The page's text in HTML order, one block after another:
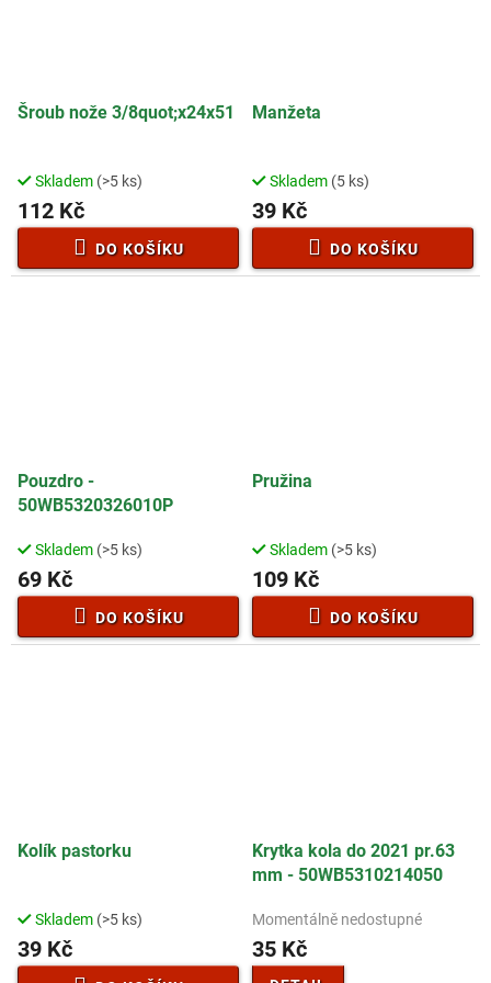
Šroub nože 3/8quot;x24x51
Skladem (>5 ks)
112 Kč
DO KOŠÍKU
Manžeta
Skladem (5 ks)
39 Kč
DO KOŠÍKU
Pouzdro -
50WB5320326010P
Skladem (>5 ks)
69 Kč
DO KOŠÍKU
Pružina
Skladem (>5 ks)
109 Kč
DO KOŠÍKU
Kolík pastorku
Skladem (>5 ks)
39 Kč
Krytka kola do 2021 pr.63
mm - 50WB5310214050
Momentálně nedostupné
35 Kč